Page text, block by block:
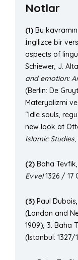
Notlar
(1) Bu
İngilizce bir
aspects of
Schiewer, J.
and emotion:
(Berlin: De
Materyalizmi
“Idle souls,
new look at
Islamic Studies,
(2) Baha Tevfik,
Evvel1326 / 17
(3) Paul Dubois,
(London and
1909), 3. Baha
(Istanbul: 1327/